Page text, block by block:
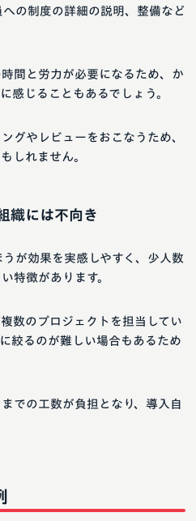
の制度の詳細の説明、整備など
間と労力が必要になるため、か
感じることもあるでしょう。
グやレビューをおこなうため、
しれません。
織には不向き
が効果を実感しやすく、少人数
特徴があります。
数のプロジェクトを担当してい
絞るのが難しい場合もあるため
での工数が負担となり、導入自